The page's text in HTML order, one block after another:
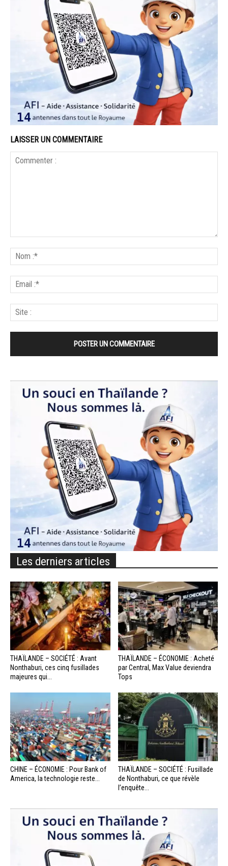
LAISSER UN COMMENTAIRE
Les derniers articles
THAÏLANDE – SOCIÉTÉ : Avant
Nonthaburi, ces cinq fusillades
majeures qui...
THAÏLANDE – ÉCONOMIE : Acheté
par Central, Max Value deviendra
Tops
CHINE – ÉCONOMIE : Pour Bank of
America, la technologie reste...
THAÏLANDE – SOCIÉTÉ : Fusillade
de Nonthaburi, ce que révèle
l’enquête...